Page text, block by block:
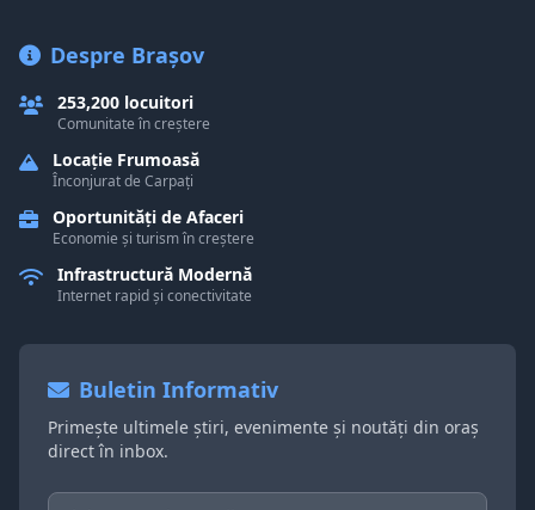
Despre Brașov
253,200 locuitori
Comunitate în creștere
Locație Frumoasă
Înconjurat de Carpați
Oportunități de Afaceri
Economie și turism în creștere
Infrastructură Modernă
Internet rapid și conectivitate
Buletin Informativ
Primește ultimele știri, evenimente și noutăți din oraș
direct în inbox.